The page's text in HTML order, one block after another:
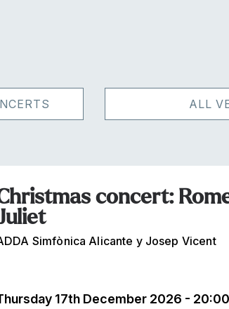
ALL
concert:
Simfònica Alicante y Josep Vicent
17th December 2026 -